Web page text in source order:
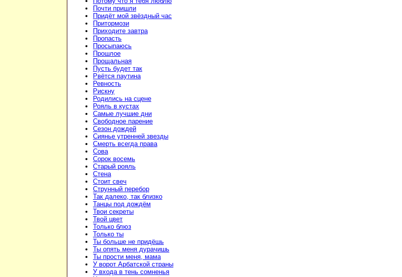
Почти пришли
Придёт мой звёздный час
Притормози
Приходите завтра
Пропасть
Просыпаюсь
Прошлое
Прощальная
Пусть будет так
Рвётся паутина
Ревность
Рискну
Родились на сцене
Рояль в кустах
Самые лучшие дни
Свободное парение
Сезон дождей
Сиянье утренней звезды
Смерть всегда права
Сова
Сорок восемь
Старый рояль
Стена
Стоит свеч
Струнный перебор
Так далеко, так близко
Танцы под дождём
Твои секреты
Твой цвет
Только блюз
Только ты
Ты больше не придёшь
Ты опять меня дурачишь
Ты прости меня, мама
У ворот Арбатской страны
У входа в тень сомненья